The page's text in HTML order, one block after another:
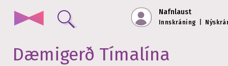
Nafnlaust
Innskráning
Dæmigerð Tímalína